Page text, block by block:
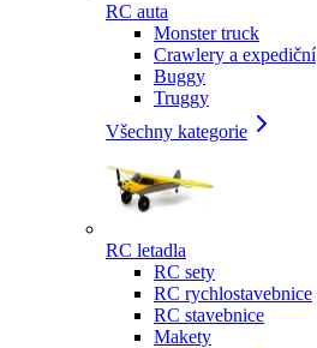
RC auta
Monster truck
Crawlery a expediční
Buggy
Truggy
Všechny kategorie
RC letadla
RC sety
RC rychlostavebnice
RC stavebnice
Makety